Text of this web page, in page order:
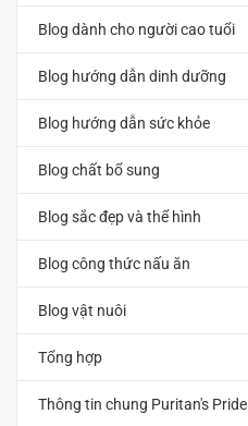
Blog dành cho người cao tuổi
Blog hướng dẫn dinh dưỡng
Blog hướng dẫn sức khỏe
Blog chất bổ sung
Blog sắc đẹp và thể hình
Blog công thức nấu ăn
Blog vật nuôi
Tổng hợp
Thông tin chung Puritan's Pride